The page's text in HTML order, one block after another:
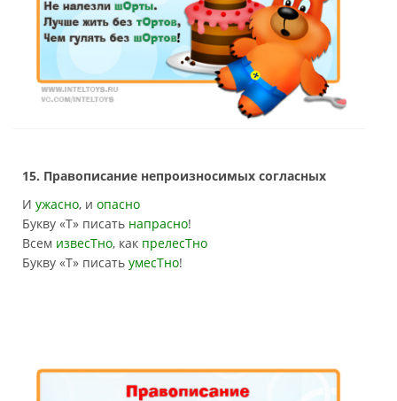
15. Правописание непроизносимых согласных
И ужасно, и опасно
Букву «Т» писать напрасно!
Всем извесТно, как прелесТно
Букву «Т» писать умесТно!